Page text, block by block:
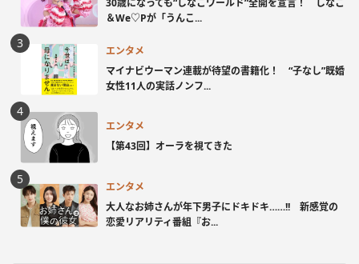
＆We♡Pが「うんこ...
エンタメ
マイナビウーマン連載が待望の書籍化！ “子なし”既婚
女性11人の実話ノンフ...
エンタメ
【第43回】オーラを視てきた
エンタメ
大人なお姉さんが年下男子にドキドキ……!! 新感覚の
恋愛リアリティ番組『お...